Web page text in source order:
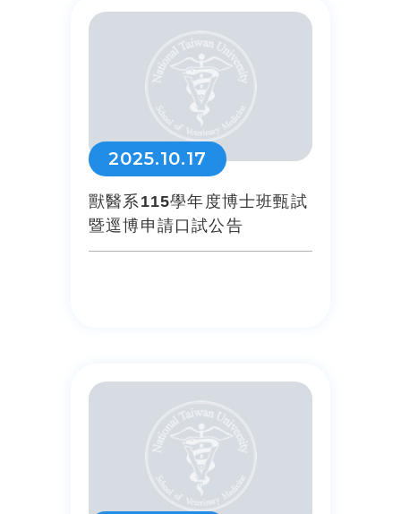
2025.10.17
獸醫系115學年度博士班甄試
暨逕博申請口試公告